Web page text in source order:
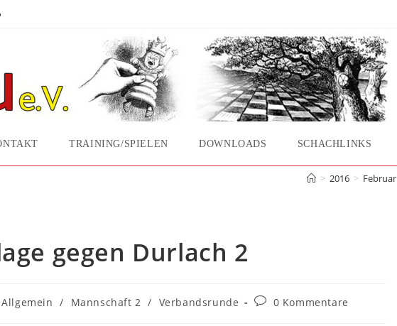
TRAINING/SPIELEN DOWNLOADS SCHACHLINKS
> 2016 > Februar
gegen Durlach 2
Allgemein / Mannschaft 2 / Verbandsrunde
Beitrags-
0 Kommentare